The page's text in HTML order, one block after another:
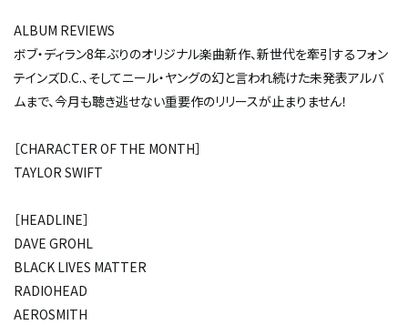
ALBUM REVIEWS
ボブ・ディラン8年ぶりのオリジナル楽曲新作、新世代を牽引するフォン
テインズD.C.、そしてニール・ヤングの幻と言われ続けた未発表アルバ
ムまで、今月も聴き逃せない重要作のリリースが止まりません！
［CHARACTER OF THE MONTH］
TAYLOR SWIFT
［HEADLINE］
DAVE GROHL
BLACK LIVES MATTER
RADIOHEAD
AEROSMITH